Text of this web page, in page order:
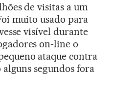
de visitas a um
muito usado para
visível durante
on-line o
ataque contra
segundos fora